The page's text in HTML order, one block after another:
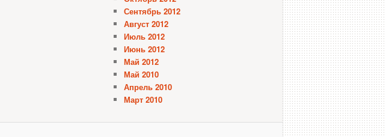
Сентябрь 2012
Август 2012
Июль 2012
Июнь 2012
Май 2012
Май 2010
Апрель 2010
Март 2010